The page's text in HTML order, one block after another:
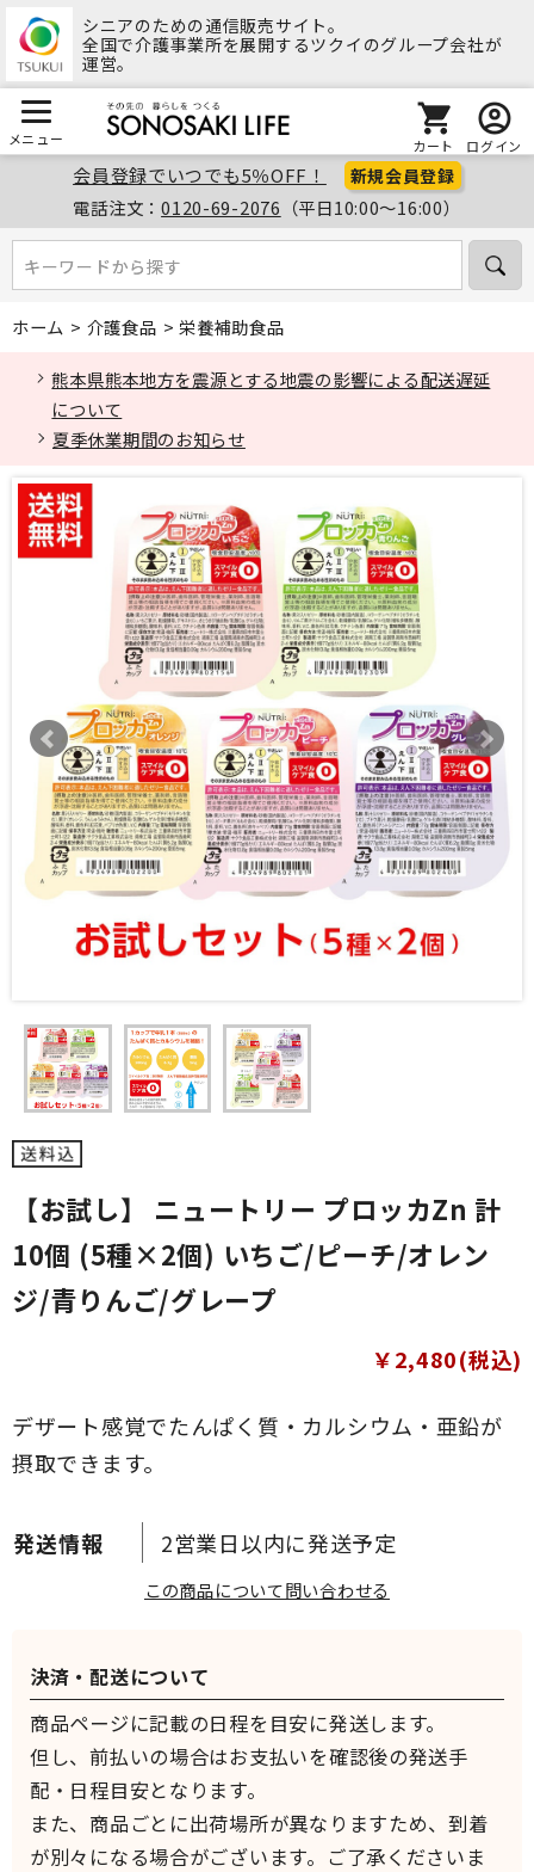
シニアのための通信販売サイト。
全国で介護事業所を展開するツクイのグループ会社が
運営。
メニュー カート ログイン
会員登録でいつでも5％OFF！ 新規会員登録
電話注文：0120-69-2076 （平日10:00～16:00）
キーワードから探す
キーワードから探す
ホーム > 介護食品 > 栄養補助食品
熊本県熊本地方を震源とする地震の影響による配送遅延
について
夏季休業期間のお知らせ
【お試し】 ニュートリー プロッカZn 計
10個 (5種×2個) いちご/ピーチ/オレン
ジ/青りんご/グレープ
デザート感覚でたんぱく質・カルシウム・亜鉛が
摂取できます。
￥2,480(税込)
2営業日以内に発送予定
この商品について問い合わせる
決済・配送について
商品ページに記載の日程を目安に発送します。
但し、前払いの場合はお支払いを確認後の発送手
配・日程目安となります。
また、商品ごとに出荷場所が異なりますため、到着
が別々になる場合がございます。ご了承くださいま